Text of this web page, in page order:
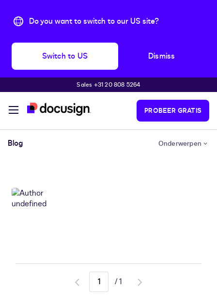
Do you want to switch to our US site?
Switch to US Dismiss
Pular para o conteúdo principal
Sales +31 20 808 5264
PROBEER GRATIS
Blog Onderwerpen
Go
/1
Go